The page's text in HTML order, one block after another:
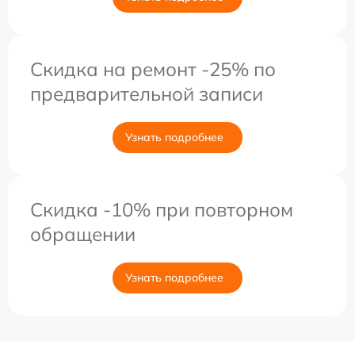
Скидка на ремонт -25% по
предварительной записи
Узнать подробнее
Скидка -10% при повторном
обращении
Узнать подробнее